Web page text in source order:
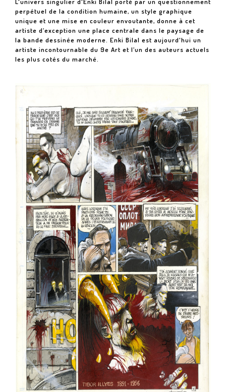
perpétuel de la condition humaine, un style graphique
unique et une mise en couleur envoutante, donne à cet
artiste d’exception une place centrale dans le paysage de
la bande dessinée moderne. Enki Bilal est aujourd'hui un
artiste incontournable du 9e Art et l’un des auteurs actuels
les plus cotés du marché.